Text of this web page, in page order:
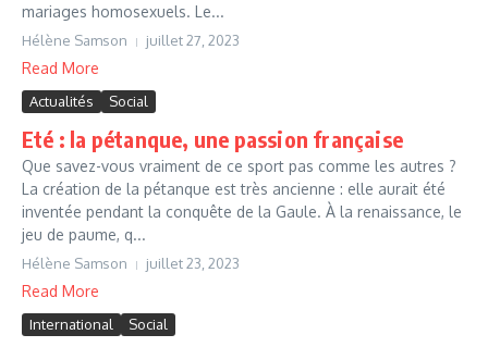
mariages homosexuels. Le...
Hélène Samson juillet 27, 2023
Read More
Actualités Social
Eté : la pétanque, une passion française
Que savez-vous vraiment de ce sport pas comme les autres ?
La création de la pétanque est très ancienne : elle aurait été
inventée pendant la conquête de la Gaule. À la renaissance, le
jeu de paume, q...
Hélène Samson juillet 23, 2023
Read More
International Social